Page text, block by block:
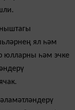
ял һәм
юлларны һәм эчке